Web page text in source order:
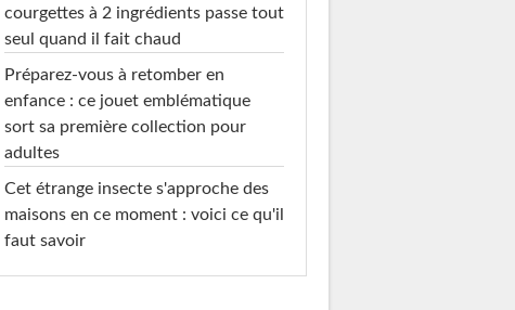
courgettes à 2 ingrédients passe tout
seul quand il fait chaud
Préparez-vous à retomber en
enfance : ce jouet emblématique
sort sa première collection pour
adultes
Cet étrange insecte s'approche des
maisons en ce moment : voici ce qu'il
faut savoir